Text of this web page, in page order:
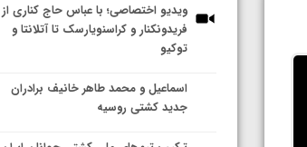
ویدیو اختصاصی؛ با عباس حاج کناری از
فریدونکنار و کراسنویارسک تا آتلانتا و
توکیو
اسماعیل و محمد طاهر خانیف برادران
جدید کشتی روسیه